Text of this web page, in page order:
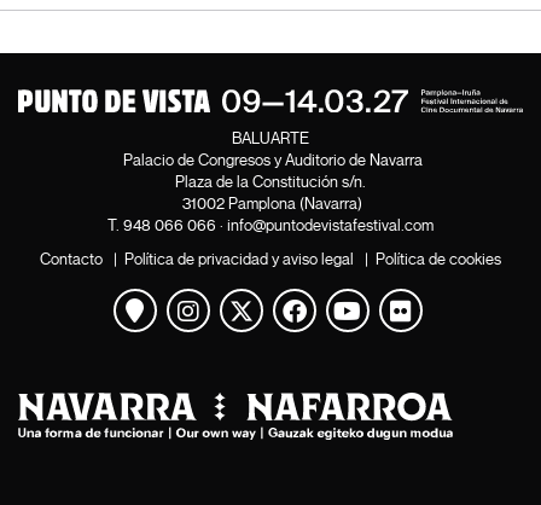
BALUARTE
Palacio de Congresos y Auditorio de Navarra
Plaza de la Constitución s/n.
31002 Pamplona (Navarra)
T. 948 066 066 · info@puntodevistafestival.com
Contacto | Política de privacidad y aviso legal | Política de cookies
Ver mapa
Instagram
Twitter
Facebook
Youtube
Flickr